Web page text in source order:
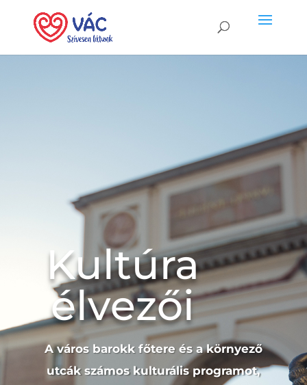
Kultúra
élvezői
A város barokk főtere és a környező
utcák számos kulturális programot,